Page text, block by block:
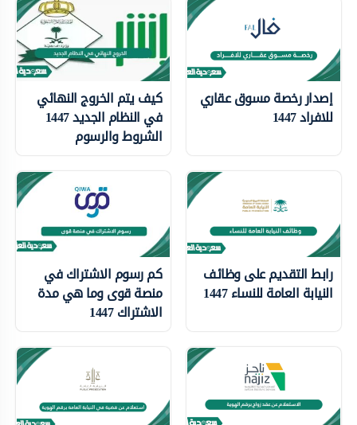
إصدار رخصة مسوق عقاري
للافراد 1447
كيف يتم الخروج النهائي
في النظام الجديد 1447
الشروط والرسوم
رابط التقديم على وظائف
النيابة العامة للنساء 1447
كم رسوم الاشتراك في
منصة قوى وما هي مدة
الاشتراك 1447